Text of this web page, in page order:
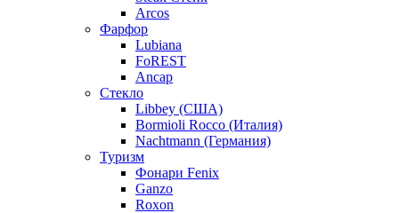
Arcos
Фарфор
Lubiana
FoREST
Ancap
Стекло
Libbey (США)
Bormioli Rocco (Италия)
Nachtmann (Германия)
Туризм
Фонари Fenix
Ganzo
Roxon